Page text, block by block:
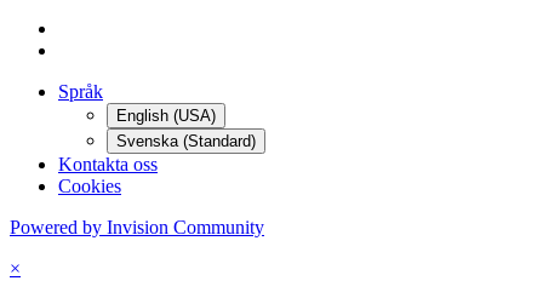
Språk
English (USA)
Svenska (Standard)
Kontakta oss
Cookies
Powered by Invision Community
×